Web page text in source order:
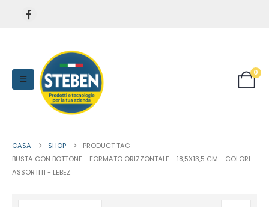
0
CASA SHOP
PRODUCT TAG -
BUSTA CON BOTTONE - FORMATO ORIZZONTALE - 18,5X13,5 CM - COLORI
ASSORTITI - LEBEZ